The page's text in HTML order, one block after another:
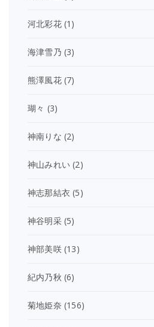
河北彩花(1)
海津雪乃 (3)
熊澤風花(7)
瑚々 (3)
神南りな (2)
神山みれい (2)
神志那結衣 (5)
神谷明采(5)
神部美咲(13)
紀内乃秋 (6)
菊地姫奈 (156)